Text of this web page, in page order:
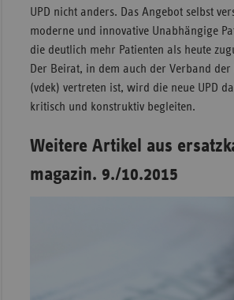
UPD nicht anders. Das Angebot selbst
moderne und innovative Unabhängige
die deutlich mehr Patienten als heute
Der Beirat, in dem auch der Verband der
(vdek) vertreten ist, wird die neue UPD
kritisch und konstruktiv begleiten.
Weitere Artikel aus
magazin. 9./10.2015